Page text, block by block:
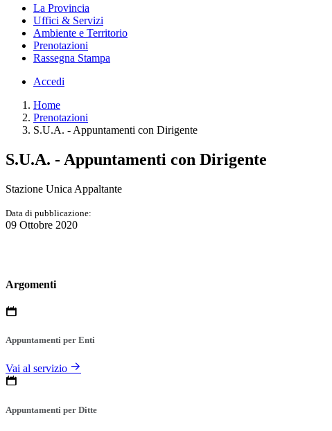
La Provincia
Uffici & Servizi
Ambiente e Territorio
Prenotazioni
Rassegna Stampa
Accedi
Home
Prenotazioni
S.U.A. - Appuntamenti con Dirigente
S.U.A. - Appuntamenti con Dirigente
Stazione Unica Appaltante
Data di pubblicazione:
09 Ottobre 2020
Argomenti
Appuntamenti per Enti
Vai al servizio
Appuntamenti per Ditte